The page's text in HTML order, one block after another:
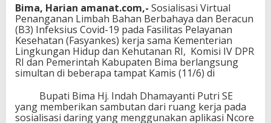
S
o
a
L
i
b
a
h
Bima, Harian amanat.com,- Sosialisasi Virtual
Penanganan Limbah Bahan Berbahaya dan Beracun
(B3) Infeksius Covid-19 pada Fasilitas Pelayanan
Kesehatan (Fasyankes) kerja sama Kementerian
Lingkungan Hidup dan Kehutanan RI, Komisi IV DPR
RI dan Pemerintah Kabupaten Bima berlangsung
simultan di beberapa tampat Kamis (11/6) di
Bupati Bima Hj. Indah Dhamayanti Putri SE
yang memberikan sambutan dari ruang kerja pada
sosialisasi daring yang menggunakan aplikasi Ncore